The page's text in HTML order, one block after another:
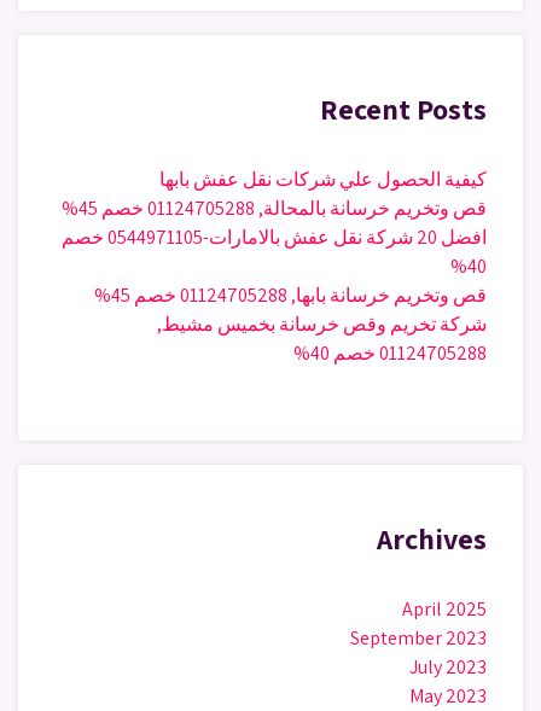
Recent Posts
كيفية الحصول علي شركات نقل عفش بابها
قص وتخريم خرسانة بالمحالة, 01124705288 خصم 45%
افضل 20 شركة نقل عفش بالامارات-0544971105 خصم
40%
قص وتخريم خرسانة بابها, 01124705288 خصم 45%
شركة تخريم وقص خرسانة بخميس مشيط,
01124705288 خصم 40%
Archives
April 2025
September 2023
July 2023
May 2023